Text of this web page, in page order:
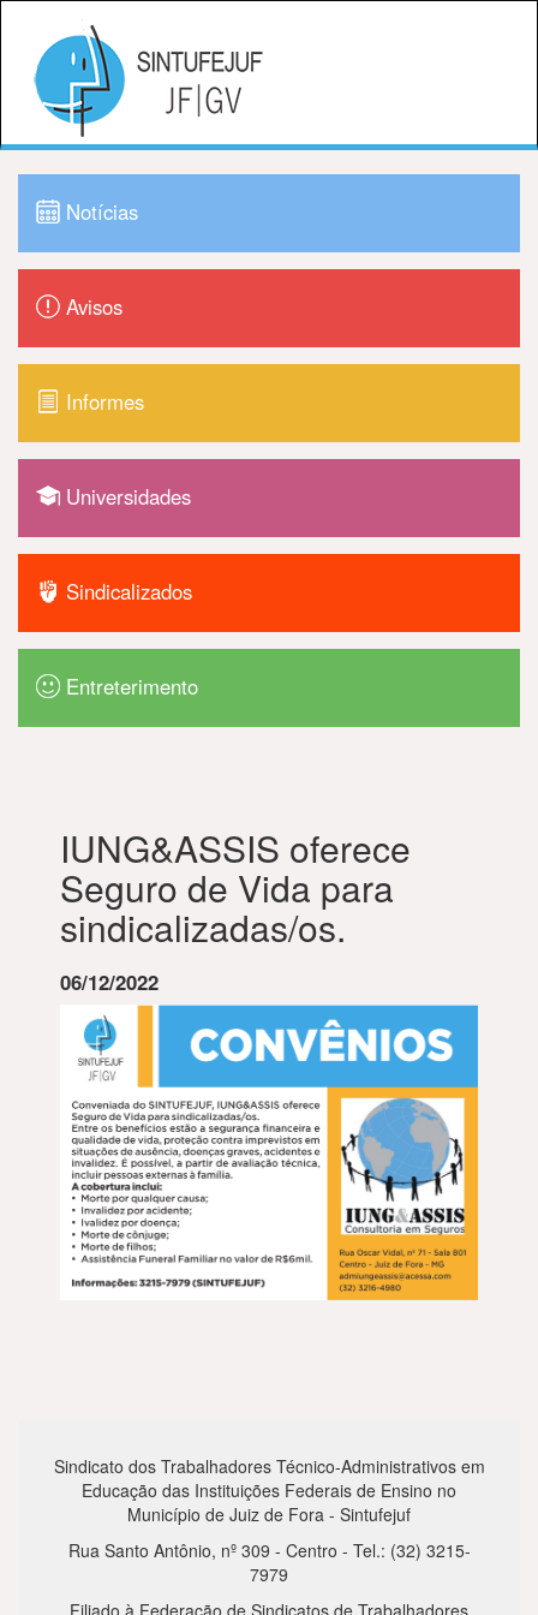
Notícias
Avisos
Informes
Universidades
Sindicalizados
Entreterimento
IUNG&ASSIS oferece
Seguro de Vida para
sindicalizadas/os.
06/12/2022
Sindicato dos Trabalhadores Técnico-Administrativos em
Educação das Instituições Federais de Ensino no
Município de Juiz de Fora - Sintufejuf
Rua Santo Antônio, nº 309 - Centro - Tel.: (32) 3215-
7979